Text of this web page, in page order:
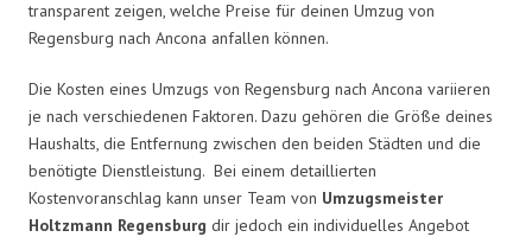
transparent zeigen, welche Preise für deinen Umzug von
Regensburg nach Ancona anfallen können.
Die Kosten eines Umzugs von Regensburg nach Ancona variieren
je nach verschiedenen Faktoren. Dazu gehören die Größe deines
Haushalts, die Entfernung zwischen den beiden Städten und die
benötigte Dienstleistung. Bei einem detaillierten
Kostenvoranschlag kann unser Team von Umzugsmeister
Holtzmann Regensburg dir jedoch ein individuelles Angebot